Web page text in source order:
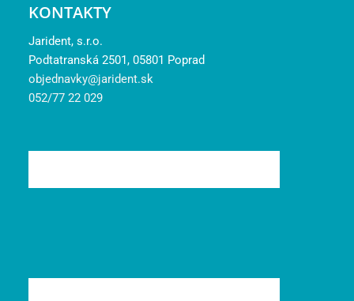
KONTAKTY
Jarident, s.r.o.
Podtatranská 2501, 05801 Poprad
objednavky@jarident.sk
052/77 22 029